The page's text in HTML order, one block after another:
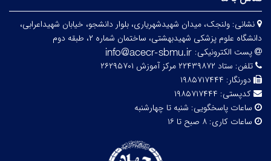
نشانی: ولنجک، میدان شهیدشهریاری، بلوار دانشجو، خیابان شهیداعرابی،
دانشگاه علوم پزشکی شهیدبهشتی، ساختمان شماره ۲، طبقه دوم
پست الکترونیکی:
تلفن: ستاد ۲۲۴۳۹۸۷۲ مرکز آموزش ۲۶۲۹۵۷۰۱
دورنگار: ۱۹۸۵۷۱۷۴۴۴
کدپستی: ۱۹۸۵۷۱۷۴۴۴
ساعات پاسخگویی: شنبه تا چهارشنبه
ساعات کاری: ۸ صبح تا ۱۶